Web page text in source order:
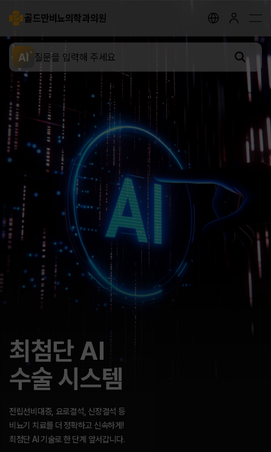
AI
지점안내 골드만 채널
골드만 스토리
전립선 클리닉
요로결석 클리닉
성병 클리닉
배뇨장애 클리닉
남성 클리닉
여성 클리닉
GOLDMAN
UROLOGY
빠른 길이 아닌
바른 길을 갑니다.
최첨단 AI
수술 시스템
GOLDMAN
UROLOGY
앞서가려는 방향성과 최고의 지향점을 향한
골드만의 노력은 결국 함께 행복하기를 바라는
우리의 마음입니다.
빠른 길이 아닌
바른 길을 갑니다.